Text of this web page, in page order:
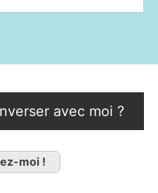
avec moi ?
moi !